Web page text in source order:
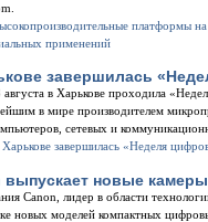
завершилась
августа в Харькове проходила
в мире производителем
сетевых и
выпускает новые
Canon, лидер в области
новых моделей компактных